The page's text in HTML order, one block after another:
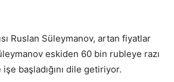
Ruslan Süleymanov, artan fiyatlar
eskiden 60 bin rubleye razı
başladığını dile getiriyor.